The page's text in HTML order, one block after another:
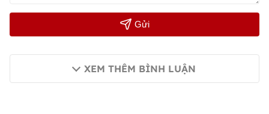
Gửi
XEM THÊM BÌNH LUẬN